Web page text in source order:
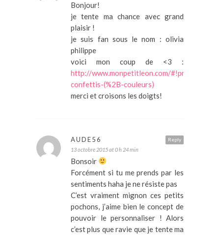
Bonjour!
je tente ma chance avec grand
plaisir !
je suis fan sous le nom : olivia
philippe
voici mon coup de <3 :
http://www.monpetitleon.com/#!product/
confettis-(%2B-couleurs)
merci et croisons les doigts!
Reply
AUDE56
13 octobre 2015 at 0 h 24 min
Bonsoir
Forcément si tu me prends par les
sentiments haha je ne résiste pas
C’est vraiment mignon ces petits
pochons, j’aime bien le concept de
pouvoir le personnaliser ! Alors
c’est plus que ravie que je tente ma